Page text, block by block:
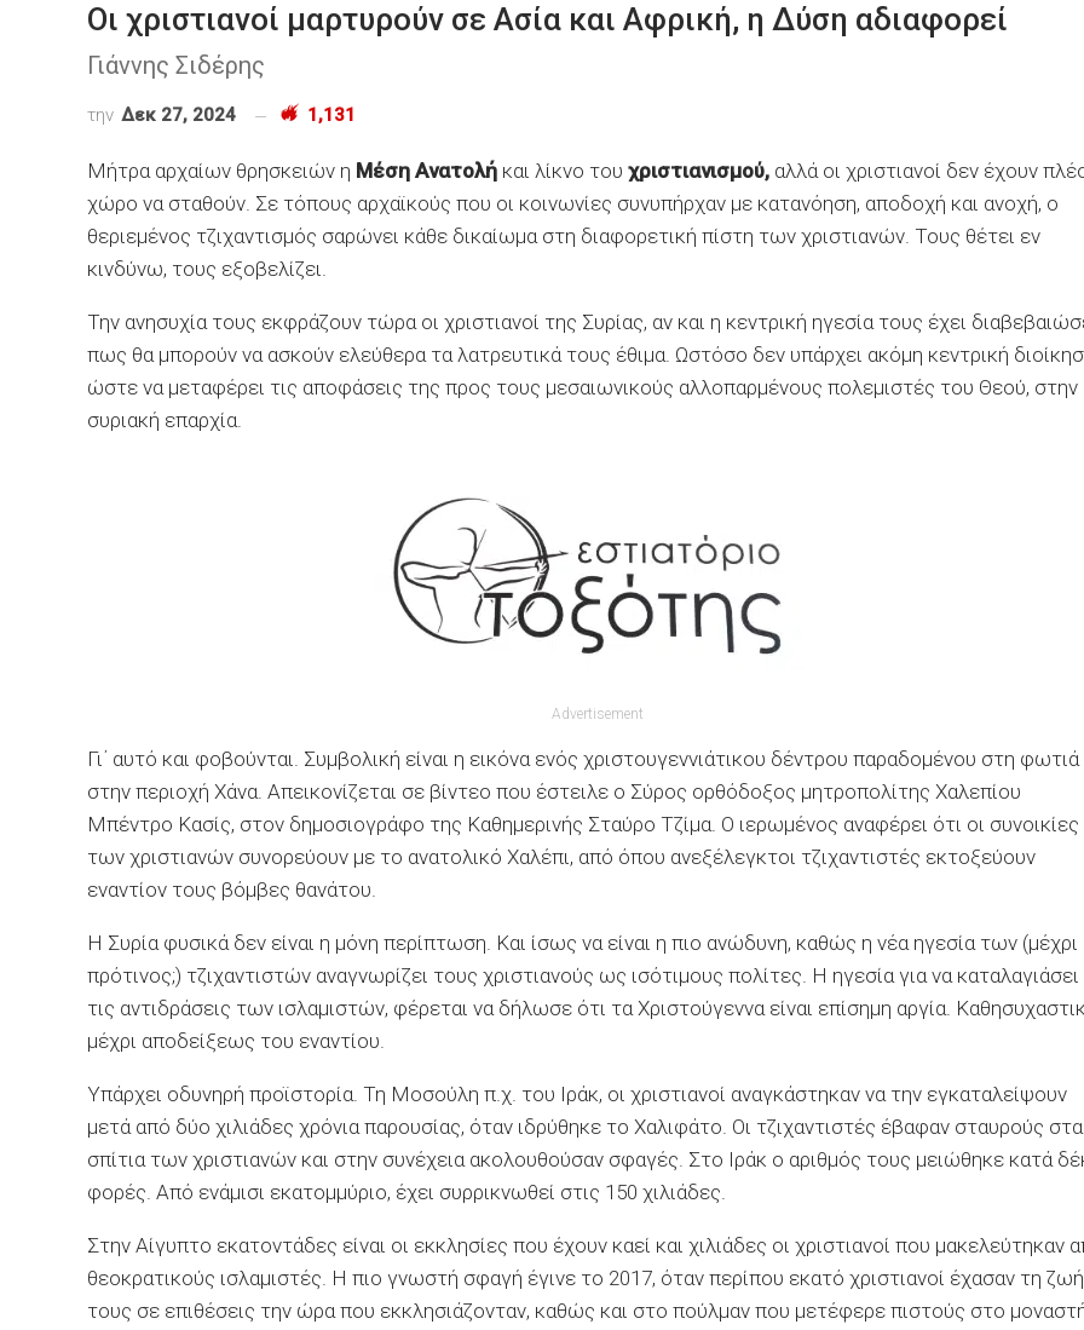
Οι χριστιανοί μαρτυρούν σε Ασία και Αφρική, η Δύση αδιαφορεί
Γιάννης Σιδέρης
την Δεκ 27, 2024 1,131
Μήτρα αρχαίων θρησκειών η Μέση Ανατολή και λίκνο του χριστιανισμού, αλλά οι χριστιανοί δεν έχουν
χώρο να σταθούν. Σε τόπους αρχαϊκούς που οι κοινωνίες συνυπήρχαν με κατανόηση, αποδοχή και ανοχή, ο
θεριεμένος τζιχαντισμός σαρώνει κάθε δικαίωμα στη διαφορετική πίστη των χριστιανών. Τους θέτει εν
κινδύνω, τους εξοβελίζει.
Την ανησυχία τους εκφράζουν τώρα οι χριστιανοί της Συρίας, αν και η κεντρική ηγεσία τους έχει
πως θα μπορούν να ασκούν ελεύθερα τα λατρευτικά τους έθιμα. Ωστόσο δεν υπάρχει ακόμη κεντρική
ώστε να μεταφέρει τις αποφάσεις της προς τους μεσαιωνικούς αλλοπαρμένους πολεμιστές του Θεού, στην
συριακή επαρχία.
Advertisement
Γι΄ αυτό και φοβούνται. Συμβολική είναι η εικόνα ενός χριστουγεννιάτικου δέντρου παραδομένου στη φωτιά
στην περιοχή Χάνα. Απεικονίζεται σε βίντεο που έστειλε ο Σύρος ορθόδοξος μητροπολίτης Χαλεπίου
Μπέντρο Κασίς, στον δημοσιογράφο της Καθημερινής Σταύρο Τζίμα. Ο ιερωμένος αναφέρει ότι οι συνοικίες
των χριστιανών συνορεύουν με το ανατολικό Χαλέπι, από όπου ανεξέλεγκτοι τζιχαντιστές εκτοξεύουν
εναντίον τους βόμβες θανάτου.
Η Συρία φυσικά δεν είναι η μόνη περίπτωση. Και ίσως να είναι η πιο ανώδυνη, καθώς η νέα ηγεσία των (μέχρι
πρότινος;) τζιχαντιστών αναγνωρίζει τους χριστιανούς ως ισότιμους πολίτες. Η ηγεσία για να καταλαγιάσει
τις αντιδράσεις των ισλαμιστών, φέρεται να δήλωσε ότι τα Χριστούγεννα είναι επίσημη αργία.
μέχρι αποδείξεως του εναντίου.
Υπάρχει οδυνηρή προϊστορία. Τη Μοσούλη π.χ. του Ιράκ, οι χριστιανοί αναγκάστηκαν να την εγκαταλείψουν
μετά από δύο χιλιάδες χρόνια παρουσίας, όταν ιδρύθηκε το Χαλιφάτο. Οι τζιχαντιστές έβαφαν σταυρούς στα
σπίτια των χριστιανών και στην συνέχεια ακολουθούσαν σφαγές. Στο Ιράκ ο αριθμός τους μειώθηκε κατά
φορές. Από ενάμισι εκατομμύριο, έχει συρρικνωθεί στις 150 χιλιάδες.
Στην Αίγυπτο εκατοντάδες είναι οι εκκλησίες που έχουν καεί και χιλιάδες οι χριστιανοί που μακελεύτηκαν
θεοκρατικούς ισλαμιστές. Η πιο γνωστή σφαγή έγινε το 2017, όταν περίπου εκατό χριστιανοί έχασαν τη ζωή
τους σε επιθέσεις την ώρα που εκκλησιάζονταν, καθώς και στο πούλμαν που μετέφερε πιστούς στο